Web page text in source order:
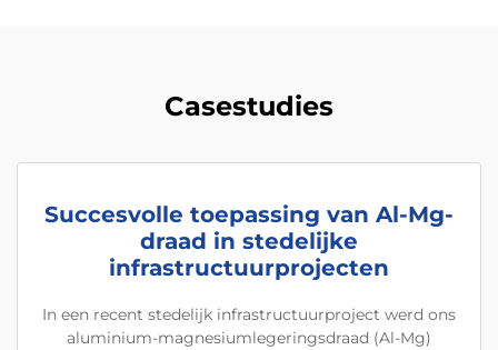
Casestudies
Succesvolle toepassing van Al-Mg-
draad in stedelijke
infrastructuurprojecten
In een recent stedelijk infrastructuurproject werd ons
aluminium-magnesiumlegeringsdraad (Al-Mg)